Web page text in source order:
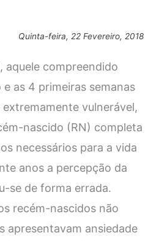
Quinta-feira, 22 Fevereiro, 2018
aquele compreendido
as 4 primeiras semanas
extremamente vulnerável,
nascido (RN) completa
necessários para a vida
anos a percepção da
se de forma errada.
recém-nascidos não
apresentavam ansiedade